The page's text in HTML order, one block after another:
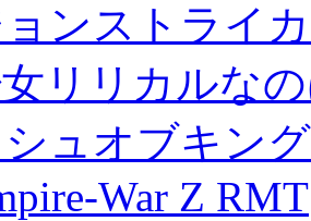
ンストライ
リリカルな
ュオブキン
War Z RMT